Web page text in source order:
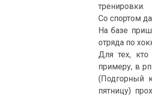
тренировки.
Со спортом
На базе
отряда по
Для тех,
примеру, в
(Подгорный
пятницу)